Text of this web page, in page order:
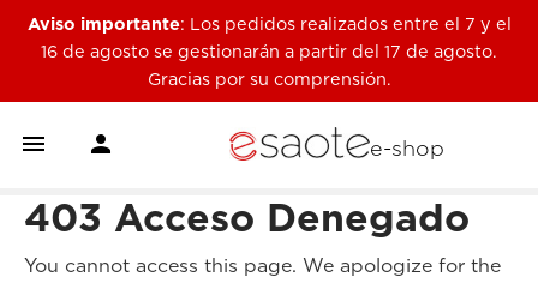
Aviso importante: Los pedidos realizados entre el 7 y el
16 de agosto se gestionarán a partir del 17 de agosto.
Gracias por su comprensión.
  e-shop
403 Acceso Denegado
You cannot access this page. We apologize for the